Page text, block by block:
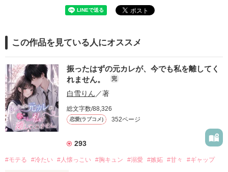
この作品を見ている人にオススメ
振ったはずの元カレが、今でも私を離してく
れません。
完
白雪りん ／著
総文字数/88,326
恋愛(ラブコメ) 352ページ
293
#モテる #冷たい #人懐っこい #胸キュン #溺愛 #嫉妬 #甘々 #ギャップ